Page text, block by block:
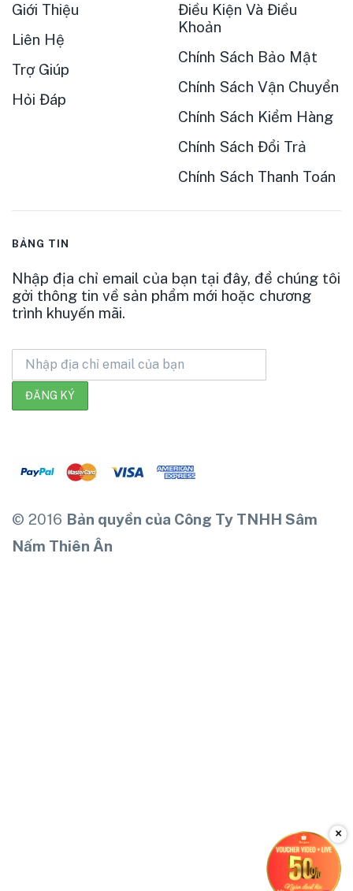
Giới Thiệu
Liên Hệ
Trợ Giúp
Hỏi Đáp
Điều Kiện Và Điều
Khoản
Chính Sách Bảo Mật
Chính Sách Vận Chuyển
Chính Sách Kiểm Hàng
Chính Sách Đổi Trả
Chính Sách Thanh Toán
BẢNG TIN
Nhập địa chỉ email của bạn tại đây, để chúng tôi
gởi thông tin về sản phẩm mới hoặc chương
trình khuyến mãi.
© 2016 Bản quyền của Công Ty TNHH Sâm
Nấm Thiên Ân
×